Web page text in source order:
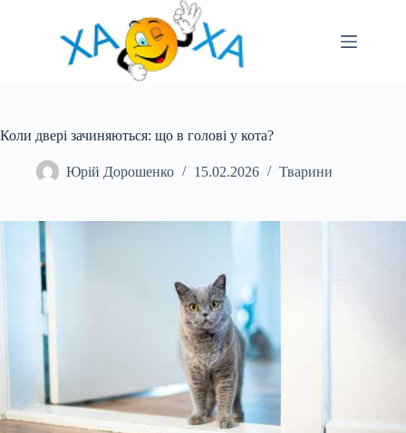
Коли двері зачиняються: що в голові у кота?
Юрій Дорошенко 15.02.2026 Тварини